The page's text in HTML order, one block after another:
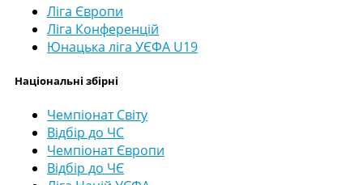
Ліга Європи
Ліга Конференцій
Юнацька ліга УЄФА U19
Національні збірні
Чемпіонат Світу
Відбір до ЧС
Чемпіонат Європи
Відбір до ЧЄ